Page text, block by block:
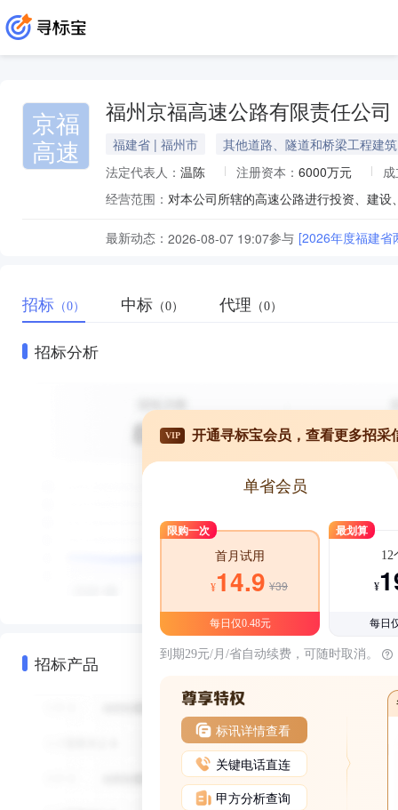
京福
高速
福州京福高速公路有限责任公司
福建省 | 福州市
其他道路、隧道和桥梁工程建筑
法定代表人： 温陈 注册资本： 6000万元
经营范围：
最新动态： 2026-08-07 19:07参与 [2026年度福建省
招标 （0） 中标 （0） 代理 （0）
招标分析
招标产品
VIP 开通寻标宝会员，查看更多招采
单省会员
限购一次
首月试用
¥14.9 ¥39
每日仅0.48元
最划算
12
¥
每日
到期29元/月/省自动续费，可随时取消。
标讯详情查看
关键电话直连
甲方分析查询